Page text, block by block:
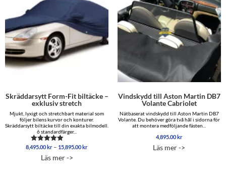
Skräddarsytt Form-Fit biltäcke –
exklusiv stretch
Mjukt, lyxigt och stretchbart material som
följer bilens kurvor och konturer.
Skräddarsytt biltäcke till din exakta bilmodell.
6 standardfärger...
Betygsatt
av 5
8,495.00kr – 15,895.00krPrisintervall:
Läs mer ->
Vindskydd till Aston Martin DB7
Volante Cabriolet
Nätbaserat vindskydd till Aston Martin DB7
Volante. Du behöver göra två hål i sidorna för
att montera medföljande fästen...
4,895.00kr
Läs mer ->